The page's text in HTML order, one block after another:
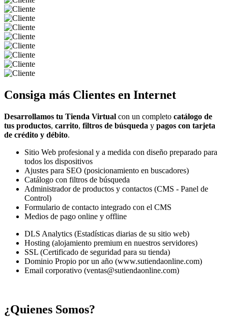
Consiga más Clientes en Internet
Desarrollamos tu Tienda Virtual con un completo catálogo de
tus productos, carrito, filtros de búsqueda y pagos con tarjeta
de crédito y débito.
Sitio Web profesional y a medida con diseño preparado para
todos los dispositivos
Ajustes para SEO (posicionamiento en buscadores)
Catálogo con filtros de búsqueda
Administrador de productos y contactos (CMS - Panel de
Control)
Formulario de contacto integrado con el CMS
Medios de pago online y offline
DLS Analytics (Estadísticas diarias de su sitio web)
Hosting (alojamiento premium en nuestros servidores)
SSL (Certificado de seguridad para su tienda)
Dominio Propio por un año (www.sutiendaonline.com)
Email corporativo (ventas@sutiendaonline.com)
¿Quienes Somos?